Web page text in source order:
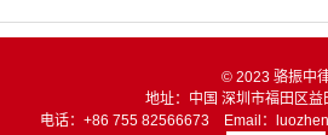
© 2023 骆振中
地址：中国 深圳市福田区
电话：+86 755 82566673 Email：